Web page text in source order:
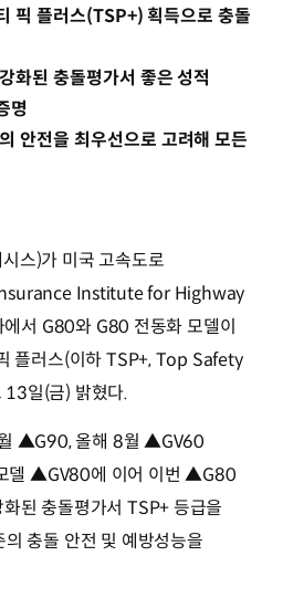
픽 플러스(TSP+) 획득으로 충돌
화된 충돌평가서 좋은 성적
명
안전을 최우선으로 고려해 모든
스)가 미국 고속도로
Institute for Highway
서 G80와 G80 전동화 모델이
플러스(이하 TSP+, Top Safety
13일(금) 밝혔다.
▲G90, 올해 8월 ▲GV60
▲GV80에 이어 이번 ▲G80
된 충돌평가서 TSP+ 등급을
충돌 안전 및 예방성능을